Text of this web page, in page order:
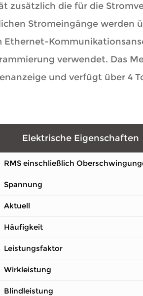
zusätzlich die für die
Stromeingänge werden
Ethernet-
verwendet. Das
und verfügt über 4
Elektrische Eigenschaften
RMS einschließlich
Spannung
Aktuell
Häufigkeit
Leistungsfaktor
Wirkleistung
Blindleistung